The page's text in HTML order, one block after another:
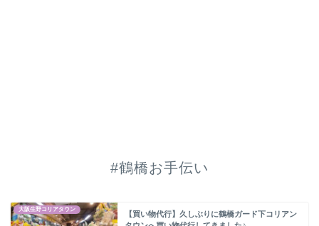
#鶴橋お手伝い
大阪生野コリアタウン
【買い物代行】久しぶりに鶴橋ガード下コリアン